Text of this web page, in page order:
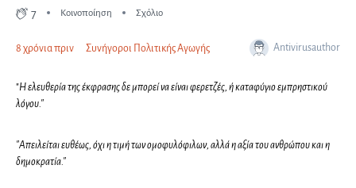
7 Κοινοποίηση Σχόλιο
8 χρόνια πριν Συνήγοροι Πολιτικής Αγωγής Antivirusauthor
"Η ελευθερία της έκφρασης δε μπορεί να είναι φερετζές, ή καταφύγιο εμπρηστικού
λόγου."
"Απειλείται ευθέως, όχι η τιμή των ομοφυλόφιλων, αλλά η αξία του ανθρώπου και η
δημοκρατία."